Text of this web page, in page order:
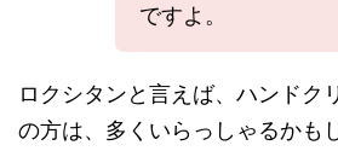
ですよ。
ロクシタンと言えば、ハンドク
の方は、多くいらっしゃるかも